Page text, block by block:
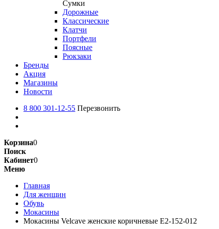
Сумки
Дорожные
Классические
Клатчи
Портфели
Поясные
Рюкзаки
Бренды
Акция
Магазины
Новости
8 800 301-12-55 Перезвонить
Корзина0
Поиск
Кабинет0
Меню
Главная
Для женщин
Обувь
Мокасины
Мокасины Velcave женские коричневые E2-152-012